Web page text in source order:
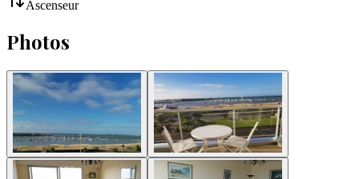
Ascenseur
Photos